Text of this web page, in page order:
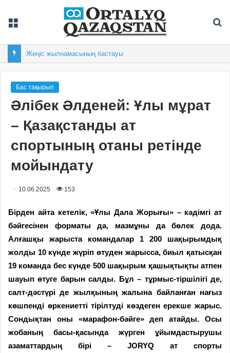
Жеңіс жылнамасының бастауы
Бас тақырып
Әлібек Әлденей: Ұлы мұрат
– Қазақстанды ат
спортының отаны ретінде
мойындату
10.06.2025 153
Бірден айта кетелік, «Ұлы Дала Жорығы» – кәдімгі ат
бәйгесінен форматы да, мазмұны да бөлек дода.
Алғашқы жарыста командалар 1 200 шақырымдық
жолды 10 күнде жүріп өтуден жарысса, биыл қатысқан
19 команда бес күнде 500 шақырым қашықтықты атпен
шауып өтуге барын салды. Бұл – тұрмыс-тіршілігі де,
салт-дәстүрі де жылқының жалына байланған нағыз
көшпенді өркениетті тірілтуді көздеген ерекше жарыс.
Сондықтан оны «марафон-бәйге» деп атайды. Осы
жобаның басы-қасында жүрген ұйымдастырушы
азаматтардың бірі – JORYQ ат спорты